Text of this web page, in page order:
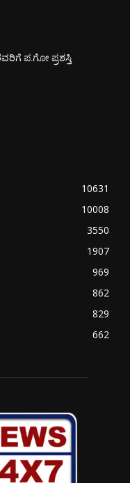
ಪ.ಗೋ ಪ್ರಶಸ್ತಿ
10631
10008
3550
1907
969
862
829
662